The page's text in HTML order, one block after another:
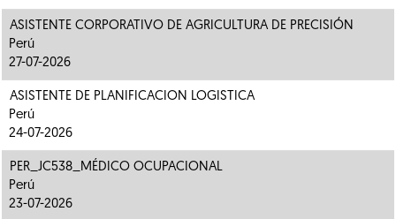
ASISTENTE CORPORATIVO DE AGRICULTURA DE PRECISIÓN
Perú
27-07-2026
ASISTENTE DE PLANIFICACION LOGISTICA
Perú
24-07-2026
PER_JC538_MÉDICO OCUPACIONAL
Perú
23-07-2026